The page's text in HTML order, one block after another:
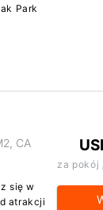
Park
CA
się w
atrakcji
za pokój